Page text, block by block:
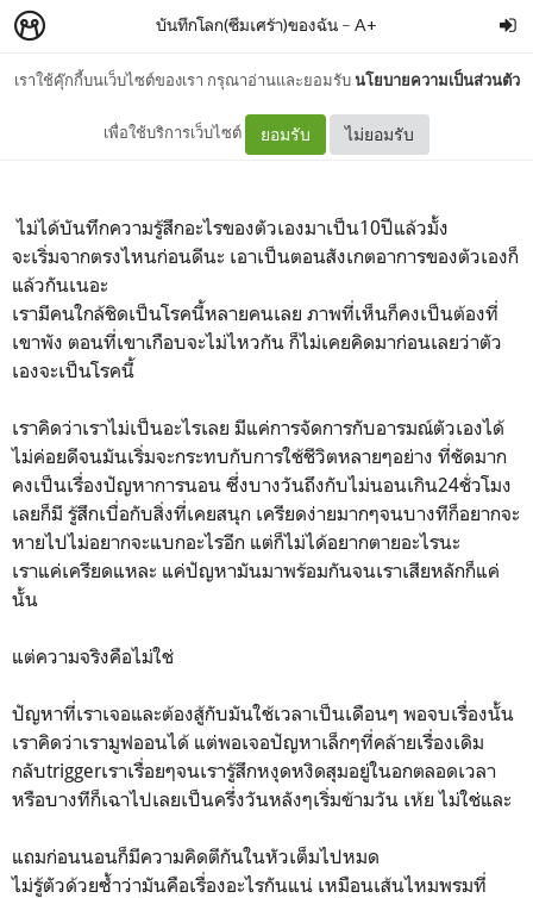
เราใช้คุ๊กกี้บนเว็บไซต์ของเรา กรุณาอ่านและยอมรับนโยบายความเป็นส่วนตัว
เพื่อใช้บริการเว็บไซต์ ยอมรับ ไม่ยอมรับ
บันทึกโลก(ซึมเศร้า)ของฉัน – A+
It hurts inside.
ไม่ได้บันทึกความรู้สึกอะไรของตัวเองมาเป็น10ปีแล้วมั้ง
จะเริ่มจากตรงไหนก่อนดีนะ เอาเป็นตอนสังเกตอาการของตัวเองก็
แล้วกันเนอะ
เรามีคนใกล้ชิดเป็นโรคนี้หลายคนเลย ภาพที่เห็นก็คงเป็นต้องที่
เขาพัง ตอนที่เขาเกือบจะไม่ไหวกัน ก็ไม่เคยคิดมาก่อนเลยว่าตัว
เองจะเป็นโรคนี้
เราคิดว่าเราไม่เป็นอะไรเลย มีแค่การจัดการกับอารมณ์ตัวเองได้
ไม่ค่อยดีจนมันเริ่มจะกระทบกับการใช้ชีวิตหลายๆอย่าง ที่ชัดมาก
คงเป็นเรื่องปัญหาการนอน ซึ่งบางวันถึงกับไม่นอนเกิน24ชั่วโมง
เลยก็มี รู้สึกเบื่อกับสิ่งที่เคยสนุก เครียดง่ายมากๆจนบางทีก็อยากจะ
หายไปไม่อยากจะแบกอะไรอีก แต่ก็ไม่ได้อยากตายอะไรนะ
เราแค่เครียดแหละ แค่ปัญหามันมาพร้อมกันจนเราเสียหลักก็แค่
นั้น
แต่ความจริงคือไม่ใช่
ปัญหาที่เราเจอและต้องสู้กับมันใช้เวลาเป็นเดือนๆ พอจบเรื่องนั้น
เราคิดว่าเรามูฟออนได้ แต่พอเจอปัญหาเล็กๆที่คล้ายเรื่องเดิม
กลับtriggerเราเรื่อยๆจนเรารู้สึกหงุดหงิดสุมอยู่ในอกตลอดเวลา
หรือบางทีก็เฉาไปเลยเป็นครึ่งวันหลังๆเริ่มข้ามวัน เห้ย ไม่ใช่และ
แถมก่อนนอนก็มีความคิดตีกันในหัวเต็มไปหมด
ไม่รู้ตัวด้วยซ้ำว่ามันคือเรื่องอะไรกันแน่ เหมือนเส้นไหมพรมที่